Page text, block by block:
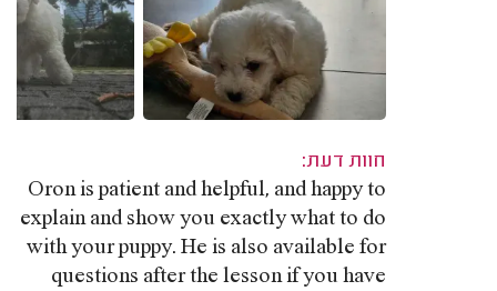
חוות דעת:
Oron is patient and helpful, and happy to
explain and show you exactly what to do
with your puppy. He is also available for
questions after the lesson if you have